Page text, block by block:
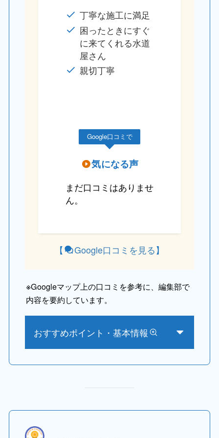
丁寧な施工に満足
困ったときにすぐ
に来てくれる水道
屋さん
親切丁寧
Google口コミで
気になる声
まだ口コミはありませ
ん。
【 Google口コミを見る】
※Googleマップ上の口コミを参考に、編集部で
内容を要約しています。
おすすめポイント・基本情報